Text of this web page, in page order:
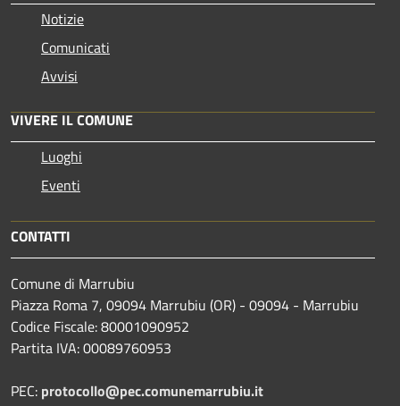
Notizie
Comunicati
Avvisi
VIVERE IL COMUNE
Luoghi
Eventi
CONTATTI
Comune di Marrubiu
Piazza Roma 7, 09094 Marrubiu (OR) - 09094 - Marrubiu
Codice Fiscale: 80001090952
Partita IVA: 00089760953
PEC: protocollo@pec.comunemarrubiu.it